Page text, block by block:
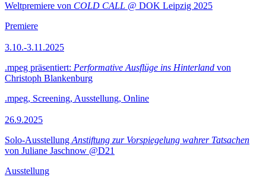
Weltpremiere von COLD CALL @ DOK Leipzig 2025
Premiere
3.10.-3.11.2025
.mpeg präsentiert: Performative Ausflüge ins Hinterland von
Christoph Blankenburg
.mpeg, Screening, Ausstellung, Online
26.9.2025
Solo-Ausstellung Anstiftung zur Vorspiegelung wahrer Tatsachen
von Juliane Jaschnow @D21
Ausstellung